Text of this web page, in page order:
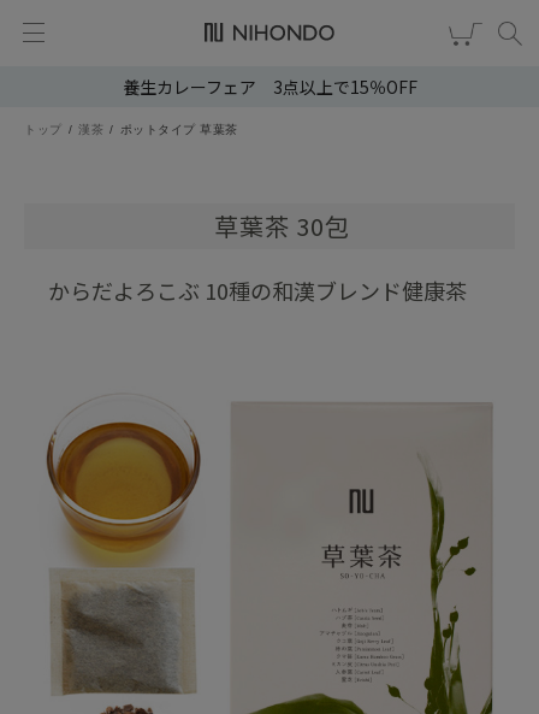
養生カレーフェア 3点以上で15％OFF
トップ 漢茶 ポットタイプ 草葉茶
草葉茶 30包
からだよろこぶ 10種の和漢ブレンド健康茶
新規会員登録 ログイン
雑貨
ブランドから選ぶ
ショッピングガイド